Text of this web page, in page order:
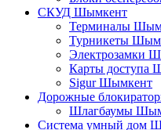
СКУД Шымкент
Терминалы
Турникеты
Электрозамки
Карты доступа
Sigur Шымкент
Дорожные
Шлагбаумы
Система умный дом